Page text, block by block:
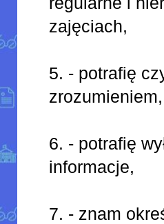
zajęciach,
5. - potrafię
zrozumieniem,
6. - potrafię
informacje,
7. - znam